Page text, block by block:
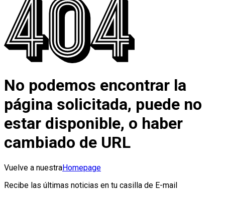
No podemos encontrar la
página solicitada, puede no
estar disponible, o haber
cambiado de URL
Vuelve a nuestraHomepage
Recibe las últimas noticias en tu casilla de E-mail